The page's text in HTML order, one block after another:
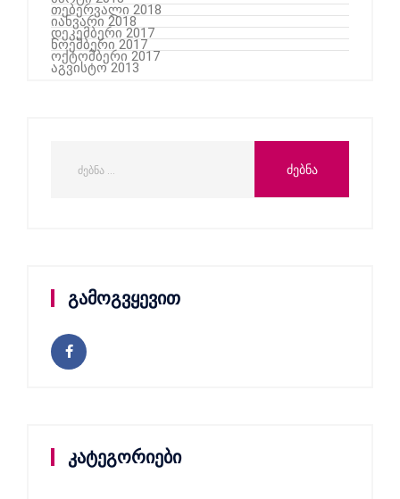
თებერვალი 2018
იანვარი 2018
დეკემბერი 2017
ნოემბერი 2017
ოქტომბერი 2017
აგვისტო 2013
გამოგვყევით
კატეგორიები